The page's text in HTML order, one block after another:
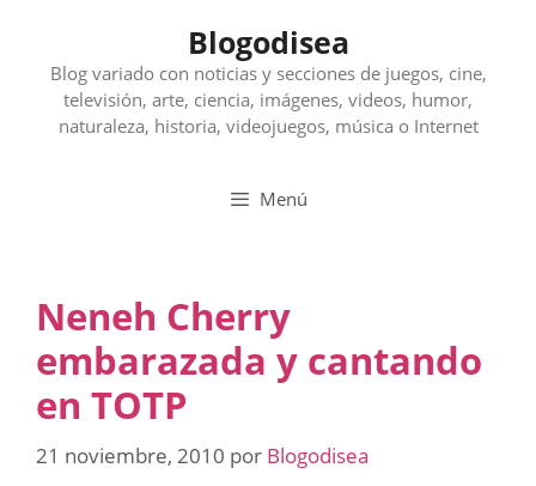
contenido
Blogodisea
Blog variado con noticias y secciones de juegos, cine,
televisión, arte, ciencia, imágenes, videos, humor,
naturaleza, historia, videojuegos, música o Internet
Menú
Neneh Cherry
embarazada y cantando
en TOTP
21 noviembre, 2010 por Blogodisea